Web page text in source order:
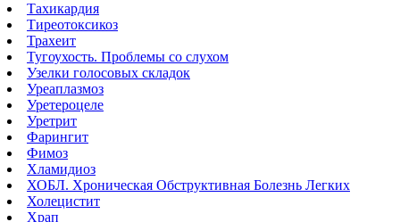
Тахикардия
Тиреотоксикоз
Трахеит
Тугоухость. Проблемы со слухом
Узелки голосовых складок
Уреаплазмоз
Уретероцеле
Уретрит
Фарингит
Фимоз
Хламидиоз
ХОБЛ. Хроническая Обструктивная Болезнь Легких
Холецистит
Храп